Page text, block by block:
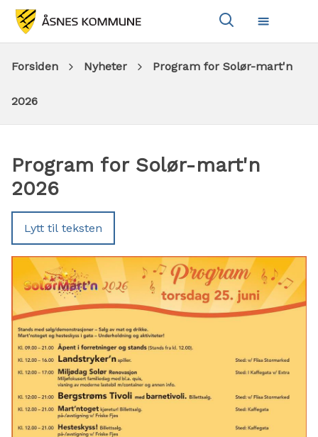
Meny
Du
er
Forsiden Nyheter Program for Solør-mart'n
2026
Program for Solør-mart'n
2026
Lytt til teksten